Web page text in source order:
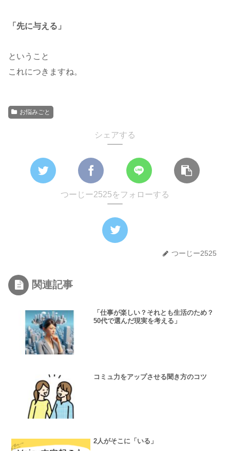
「先に与える」
ということ
これにつきますね。
お悩みごと
シェアする
つーじー2525をフォローする
つーじー2525
関連記事
「仕事が楽しい？それとも生活のため？
50代で選んだ現実を考える」
コミュ力をアップさせる聞き方のコツ
2人がそこに「いる」